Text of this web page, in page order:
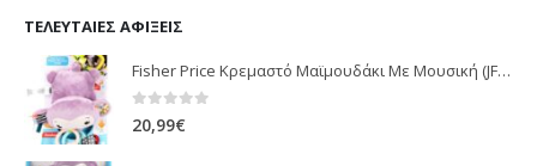
ΤΕΛΕΥΤΑΊΕΣ ΑΦΊΞΕΙΣ
Fisher Price Κρεμαστό Μαϊμουδάκι Με Μουσική (JFF02)
0 out of 5
20,99€